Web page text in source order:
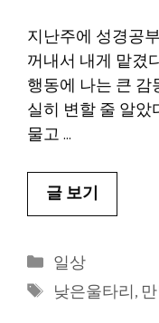
지난주에 성경공
꺼내서 내게 맡겼
행동에 나는 큰
실히 변할 줄 알
물고 …
글 보기
카
테
고
일상
태
낮은울타리,